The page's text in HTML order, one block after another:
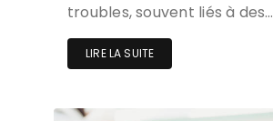
troubles, souvent liés à des…
LIRE LA SUITE